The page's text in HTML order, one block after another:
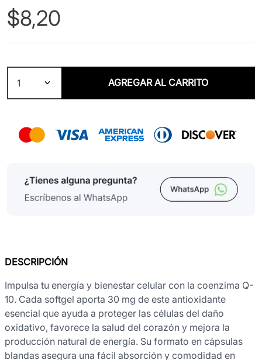
$8,20
1 AGREGAR AL CARRITO
DESCRIPCIÓN
Impulsa tu energía y bienestar celular con la coenzima Q-
10. Cada softgel aporta 30 mg de este antioxidante
esencial que ayuda a proteger las células del daño
oxidativo, favorece la salud del corazón y mejora la
producción natural de energía. Su formato en cápsulas
blandas asegura una fácil absorción y comodidad en